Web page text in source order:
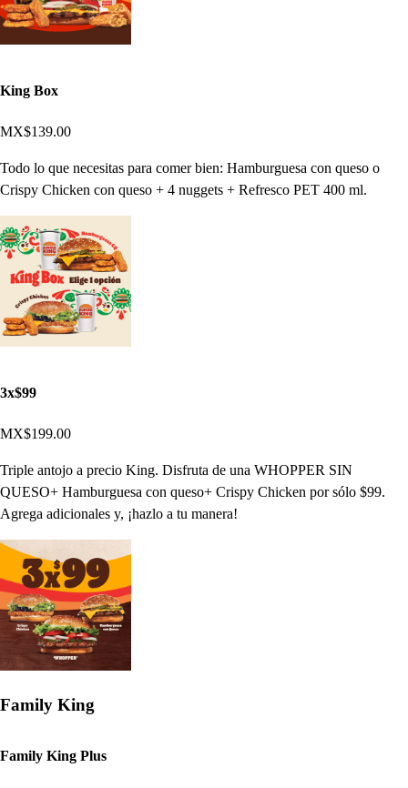
King Box
MX$139.00
Todo lo que necesitas para comer bien: Hamburguesa con queso o
Crispy Chicken con queso + 4 nuggets + Refresco PET 400 ml.
3x$99
MX$199.00
Triple antojo a precio King. Disfruta de una WHOPPER SIN
QUESO+ Hamburguesa con queso+ Crispy Chicken por sólo $99.
Agrega adicionales y, ¡hazlo a tu manera!
Family King
Family King Plus